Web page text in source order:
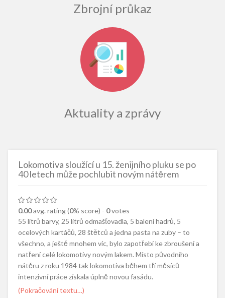
Zbrojní průkaz
Aktuality a zprávy
Lokomotiva sloužící u 15. ženijního pluku se po
40 letech může pochlubit novým nátěrem
0.00avg. rating (0% score) - 0votes
55 litrů barvy, 25 litrů odmašťovadla, 5 balení hadrů, 5
ocelových kartáčů, 28 štětců a jedna pasta na zuby – to
všechno, a ještě mnohem víc, bylo zapotřebí ke zbroušení a
natření celé lokomotivy novým lakem. Místo původního
nátěru z roku 1984 tak lokomotiva během tří měsíců
intenzivní práce získala úplně novou fasádu.
(Pokračování textu…)